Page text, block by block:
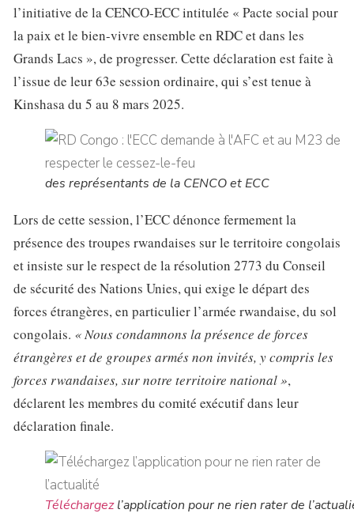
l’initiative de la CENCO-ECC intitulée « Pacte social pour
la paix et le bien-vivre ensemble en RDC et dans les
Grands Lacs », de progresser. Cette déclaration est faite à
l’issue de leur 63e session ordinaire, qui s’est tenue à
Kinshasa du 5 au 8 mars 2025.
des représentants de la CENCO et ECC
Lors de cette session, l’ECC dénonce fermement la
présence des troupes rwandaises sur le territoire congolais
et insiste sur le respect de la résolution 2773 du Conseil
de sécurité des Nations Unies, qui exige le départ des
forces étrangères, en particulier l’armée rwandaise, du sol
congolais. « Nous condamnons la présence de forces
étrangères et de groupes armés non invités, y compris les
forces rwandaises, sur notre territoire national »,
déclarent les membres du comité exécutif dans leur
déclaration finale.
Téléchargezl’application pour ne rien rater de